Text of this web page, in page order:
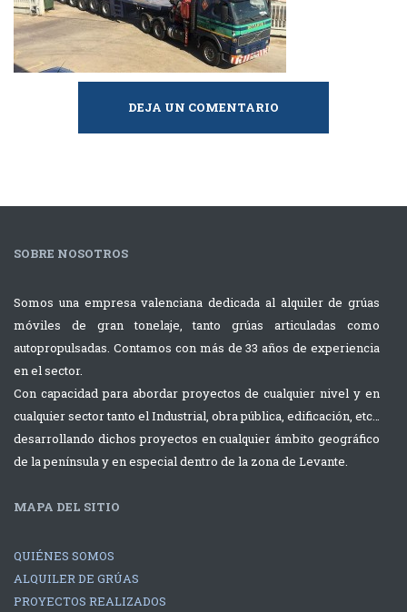
DEJA UN COMENTARIO
SOBRE NOSOTROS
Somos una empresa valenciana dedicada al alquiler de grúas
móviles de gran tonelaje, tanto grúas articuladas como
autopropulsadas. Contamos con más de 33 años de experiencia
en el sector.
Con capacidad para abordar proyectos de cualquier nivel y en
cualquier sector tanto el Industrial, obra pública, edificación, etc…
desarrollando dichos proyectos en cualquier ámbito geográfico
de la península y en especial dentro de la zona de Levante.
MAPA DEL SITIO
QUIÉNES SOMOS
ALQUILER DE GRÚAS
PROYECTOS REALIZADOS